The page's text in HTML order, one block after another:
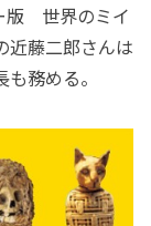
版 世界のミイ
近藤二郎さんは
務める。